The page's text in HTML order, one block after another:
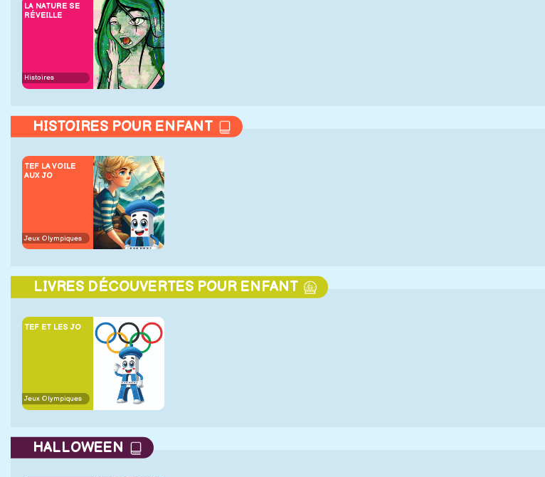
LA NATURE SE
RÉVEILLE
Histoires
HISTOIRES POUR ENFANT
TEF LA VOILE
AUX JO
Jeux Olympiques
LIVRES DÉCOUVERTES POUR ENFANT
TEF ET LES JO
Jeux Olympiques
HALLOWEEN